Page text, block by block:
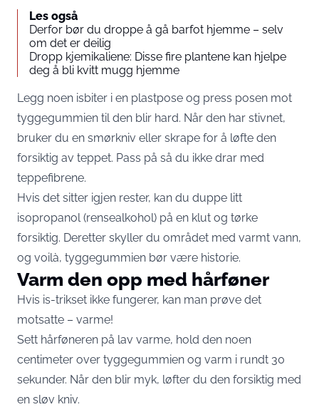
Les også
Derfor bør du droppe å gå barfot hjemme – selv
om det er deilig
Dropp kjemikaliene: Disse fire plantene kan hjelpe
deg å bli kvitt mugg hjemme
Legg noen isbiter i en plastpose og press posen mot
tyggegummien til den blir hard. Når den har stivnet,
bruker du en smørkniv eller skrape for å løfte den
forsiktig av teppet. Pass på så du ikke drar med
teppefibrene.
Hvis det sitter igjen rester, kan du duppe litt
isopropanol (rensealkohol) på en klut og tørke
forsiktig. Deretter skyller du området med varmt vann,
og voilà, tyggegummien bør være historie.
Varm den opp med hårføner
Hvis is-trikset ikke fungerer, kan man prøve det
motsatte – varme!
Sett hårføneren på lav varme, hold den noen
centimeter over tyggegummien og varm i rundt 30
sekunder. Når den blir myk, løfter du den forsiktig med
en sløv kniv.